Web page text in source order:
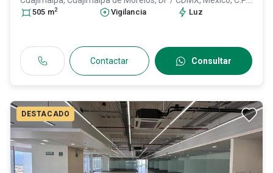
05000, ID:
505 m2 Vigilancia Luz
Contactar Consultar
DESTACADO